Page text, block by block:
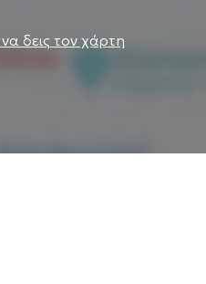
δουλειά με άτομα,
παρέχει ένα
doctoranytime βασισμένη σε
δεις τον χάρτη